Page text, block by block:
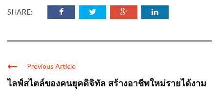
SHARE:
Previous Article
ไลฟ์สไตล์ของคนยุคดิจิทัล สร้างอาชีพใหม่รายได้งาม